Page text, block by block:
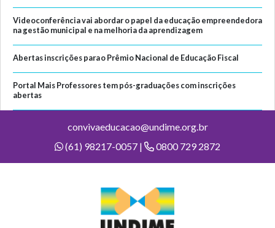
Videoconferência vai abordar o papel da educação empreendedora
na gestão municipal e na melhoria da aprendizagem
Abertas inscrições para o Prêmio Nacional de Educação Fiscal
Portal Mais Professores tem pós-graduações com inscrições
abertas
convivaeducacao@undime.org.br
(61) 98217-0057 |
0800 729 2872